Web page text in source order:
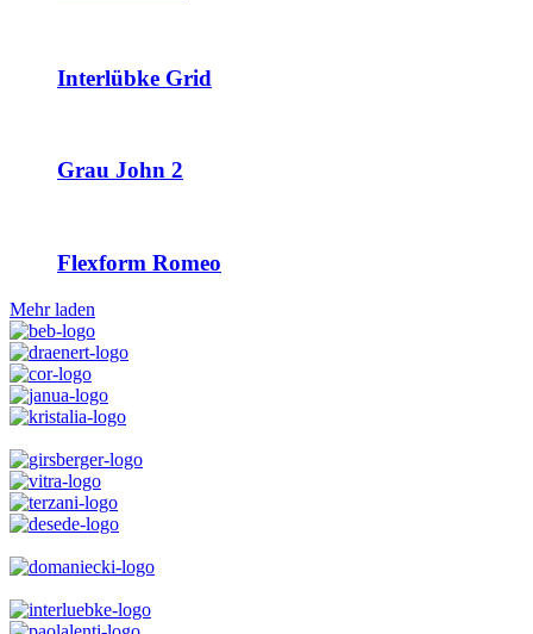
Interlübke Grid
Grau John 2
Flexform Romeo
Mehr laden